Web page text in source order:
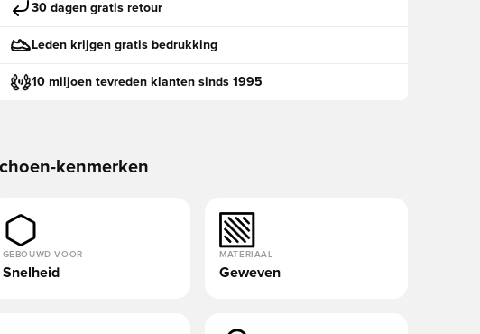
30 dagen gratis retour
Leden krijgen gratis bedrukking
10 miljoen tevreden klanten sinds 1995
kenmerken
GEBOUWD VOOR
Snelheid
MATERIAAL
Geweven